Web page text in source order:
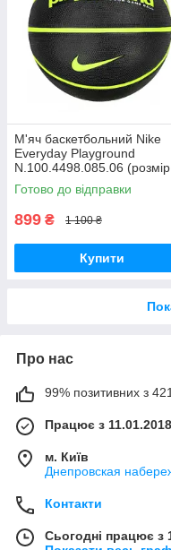
М'яч баскетбольний Nike
Everyday Playground
N.100.4498.085.06
Готово до відправки
899 ₴ 1 100 ₴
Купити
Про нас
99% позитивних з 421
Працює з 11.01.2018
м. Київ
Днепровская
Контакти
Сьогодні працює з